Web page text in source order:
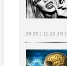
20:30 | 11-12-15 |